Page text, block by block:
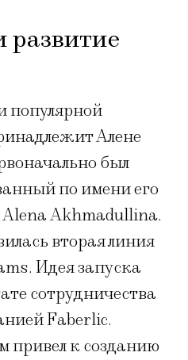
развитие
популярной
Алене
был
по имени его
Akhmadullina.
вторая линия
Идея запуска
сотрудничества
Faberlic.
привел к созданию